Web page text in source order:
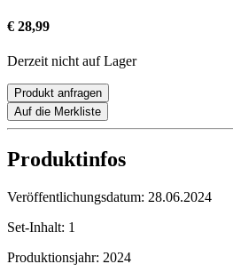
€ 28,99
Derzeit nicht auf Lager
Produkt anfragen
Auf die Merkliste
Produktinfos
Veröffentlichungsdatum: 28.06.2024
Set-Inhalt: 1
Produktionsjahr: 2024